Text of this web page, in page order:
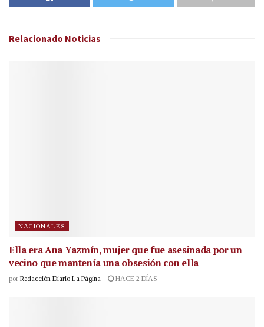
Relacionado Noticias
NACIONALES
Ella era Ana Yazmín, mujer que fue asesinada por un
vecino que mantenía una obsesión con ella
por Redacción Diario La Página HACE 2 DÍAS